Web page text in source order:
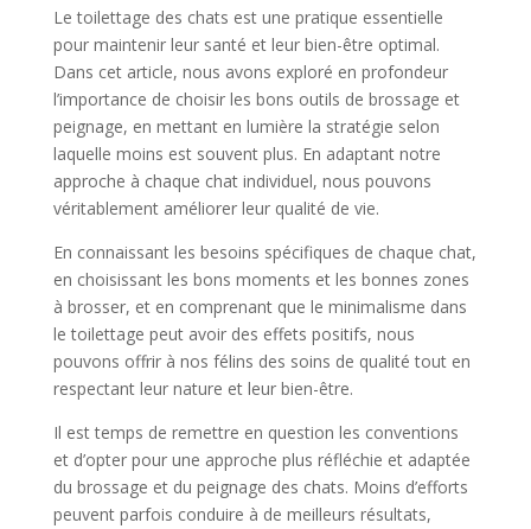
Le toilettage des chats est une pratique essentielle
pour maintenir leur santé et leur bien-être optimal.
Dans cet article, nous avons exploré en profondeur
l’importance de choisir les bons outils de brossage et
peignage, en mettant en lumière la stratégie selon
laquelle moins est souvent plus. En adaptant notre
approche à chaque chat individuel, nous pouvons
véritablement améliorer leur qualité de vie.
En connaissant les besoins spécifiques de chaque chat,
en choisissant les bons moments et les bonnes zones
à brosser, et en comprenant que le minimalisme dans
le toilettage peut avoir des effets positifs, nous
pouvons offrir à nos félins des soins de qualité tout en
respectant leur nature et leur bien-être.
Il est temps de remettre en question les conventions
et d’opter pour une approche plus réfléchie et adaptée
du brossage et du peignage des chats. Moins d’efforts
peuvent parfois conduire à de meilleurs résultats,